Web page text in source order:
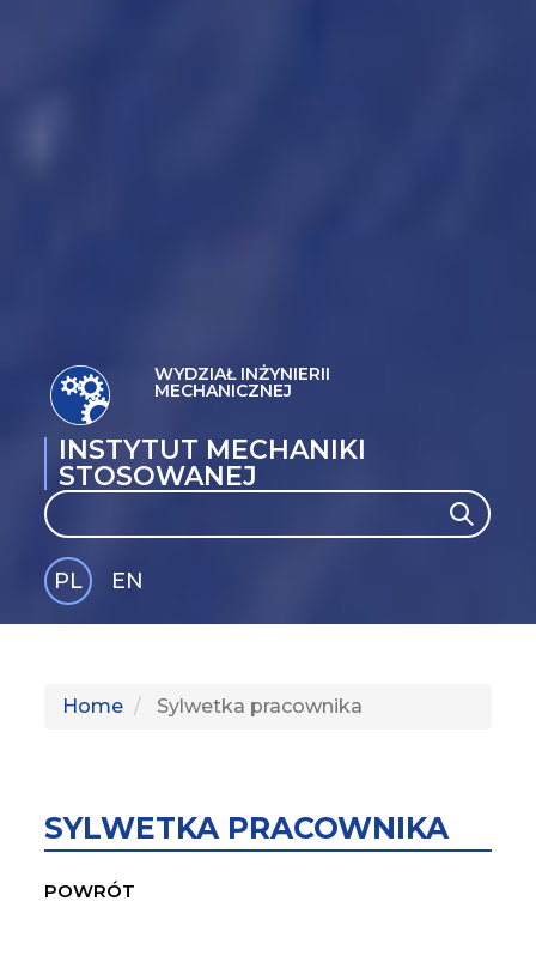
WYDZIAŁ INŻYNIERII
MECHANICZNEJ
INSTYTUT MECHANIKI
STOSOWANEJ
Search Search
PL
EN
Home Sylwetka pracownika
SYLWETKA PRACOWNIKA
POWRÓT